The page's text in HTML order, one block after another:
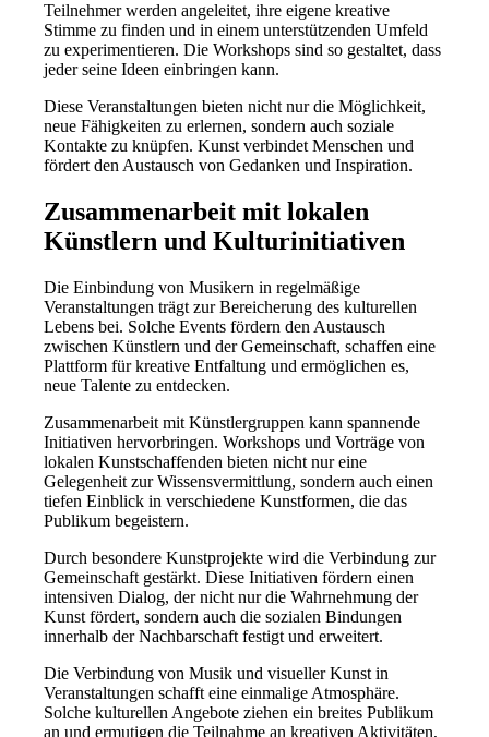
Teilnehmer werden angeleitet, ihre eigene kreative
Stimme zu finden und in einem unterstützenden Umfeld
zu experimentieren. Die Workshops sind so gestaltet, dass
jeder seine Ideen einbringen kann.
Diese Veranstaltungen bieten nicht nur die Möglichkeit,
neue Fähigkeiten zu erlernen, sondern auch soziale
Kontakte zu knüpfen. Kunst verbindet Menschen und
fördert den Austausch von Gedanken und Inspiration.
Zusammenarbeit mit lokalen
Künstlern und Kulturinitiativen
Die Einbindung von Musikern in regelmäßige
Veranstaltungen trägt zur Bereicherung des kulturellen
Lebens bei. Solche Events fördern den Austausch
zwischen Künstlern und der Gemeinschaft, schaffen eine
Plattform für kreative Entfaltung und ermöglichen es,
neue Talente zu entdecken.
Zusammenarbeit mit Künstlergruppen kann spannende
Initiativen hervorbringen. Workshops und Vorträge von
lokalen Kunstschaffenden bieten nicht nur eine
Gelegenheit zur Wissensvermittlung, sondern auch einen
tiefen Einblick in verschiedene Kunstformen, die das
Publikum begeistern.
Durch besondere Kunstprojekte wird die Verbindung zur
Gemeinschaft gestärkt. Diese Initiativen fördern einen
intensiven Dialog, der nicht nur die Wahrnehmung der
Kunst fördert, sondern auch die sozialen Bindungen
innerhalb der Nachbarschaft festigt und erweitert.
Die Verbindung von Musik und visueller Kunst in
Veranstaltungen schafft eine einmalige Atmosphäre.
Solche kulturellen Angebote ziehen ein breites Publikum
an und ermutigen die Teilnahme an kreativen Aktivitäten,